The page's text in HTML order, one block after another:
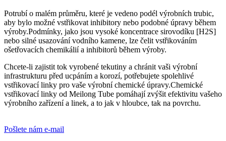
Potrubí o malém průměru, které je vedeno podél výrobních trubic,
aby bylo možné vstřikovat inhibitory nebo podobné úpravy během
výroby.Podmínky, jako jsou vysoké koncentrace sirovodíku [H2S]
nebo silné usazování vodního kamene, lze čelit vstřikováním
ošetřovacích chemikálií a inhibitorů během výroby.
Chcete-li zajistit tok vyrobené tekutiny a chránit vaši výrobní
infrastrukturu před ucpáním a korozí, potřebujete spolehlivé
vstřikovací linky pro vaše výrobní chemické úpravy.Chemické
vstřikovací linky od Meilong Tube pomáhají zvýšit efektivitu vašeho
výrobního zařízení a linek, a to jak v hloubce, tak na povrchu.
Pošlete nám e-mail